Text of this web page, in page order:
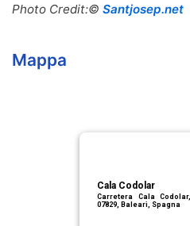
Photo Credit:© Santjosep.net
Mappa
Cala Codolar
Carretera Cala Codolar,
07829, Baleari, Spagna